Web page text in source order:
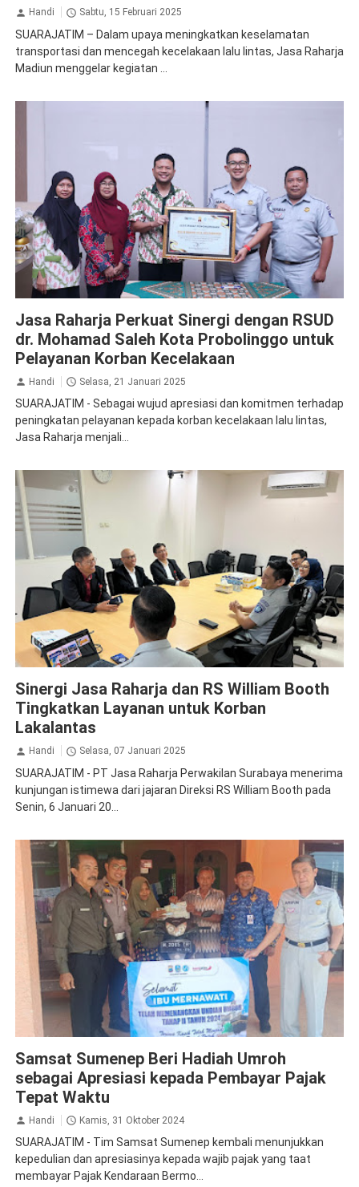
Handi Sabtu, 15 Februari 2025
SUARAJATIM – Dalam upaya meningkatkan keselamatan
transportasi dan mencegah kecelakaan lalu lintas, Jasa Raharja
Madiun menggelar kegiatan ...
Jasa Raharja Perkuat Sinergi dengan RSUD
dr. Mohamad Saleh Kota Probolinggo untuk
Pelayanan Korban Kecelakaan
Handi Selasa, 21 Januari 2025
SUARAJATIM - Sebagai wujud apresiasi dan komitmen terhadap
peningkatan pelayanan kepada korban kecelakaan lalu lintas,
Jasa Raharja menjali...
Sinergi Jasa Raharja dan RS William Booth
Tingkatkan Layanan untuk Korban
Lakalantas
Handi Selasa, 07 Januari 2025
SUARAJATIM - PT Jasa Raharja Perwakilan Surabaya menerima
kunjungan istimewa dari jajaran Direksi RS William Booth pada
Senin, 6 Januari 20...
Samsat Sumenep Beri Hadiah Umroh
sebagai Apresiasi kepada Pembayar Pajak
Tepat Waktu
Handi Kamis, 31 Oktober 2024
SUARAJATIM - Tim Samsat Sumenep kembali menunjukkan
kepedulian dan apresiasinya kepada wajib pajak yang taat
membayar Pajak Kendaraan Bermo...